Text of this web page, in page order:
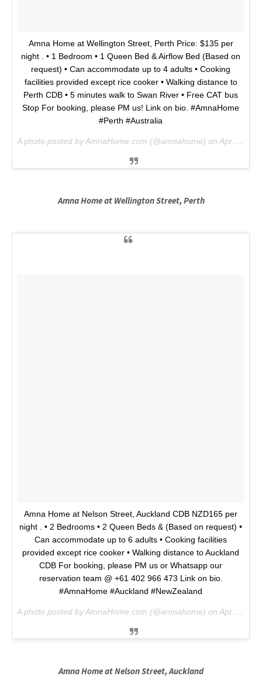
Amna Home at Wellington Street, Perth Price: $135 per
night . • 1 Bedroom • 1 Queen Bed & Airflow Bed (Based on
request) • Can accommodate up to 4 adults • Cooking
facilities provided except rice cooker • Walking distance to
Perth CDB • 5 minutes walk to Swan River • Free CAT bus
Stop For booking, please PM us! Link on bio. #AmnaHome
#Perth #Australia
A photo posted by AmnaHome.com (@amnahome) on Apr 2, 2016 at 10:23am PDT
Amna Home at Wellington Street, Perth
Amna Home at Nelson Street, Auckland CDB NZD165 per
night . • 2 Bedrooms • 2 Queen Beds & (Based on request) •
Can accommodate up to 6 adults • Cooking facilities
provided except rice cooker • Walking distance to Auckland
CDB For booking, please PM us or Whatsapp our
reservation team @ +61 402 966 473 Link on bio.
#AmnaHome #Auckland #NewZealand
A photo posted by AmnaHome.com (@amnahome) on Apr 1, 2016 at 11:31pm PDT
Amna Home at Nelson Street, Auckland